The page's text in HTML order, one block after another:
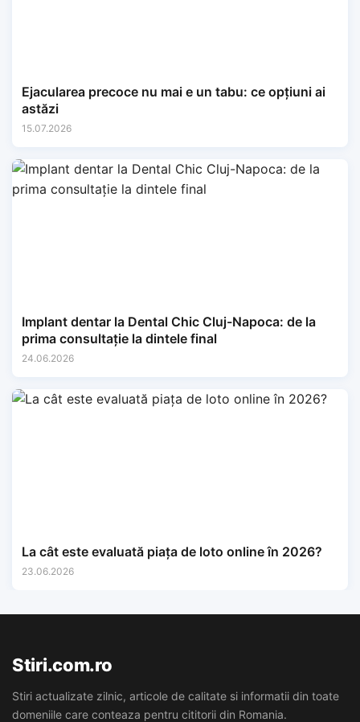
Ejacularea precoce nu mai e un tabu: ce opțiuni ai
astăzi
15.07.2026
Implant dentar la Dental Chic Cluj-Napoca: de la
prima consultație la dintele final
24.06.2026
La cât este evaluată piața de loto online în 2026?
23.06.2026
Stiri.com.ro
Stiri actualizate zilnic, articole de calitate si informatii din toate
domeniile care conteaza pentru cititorii din Romania.